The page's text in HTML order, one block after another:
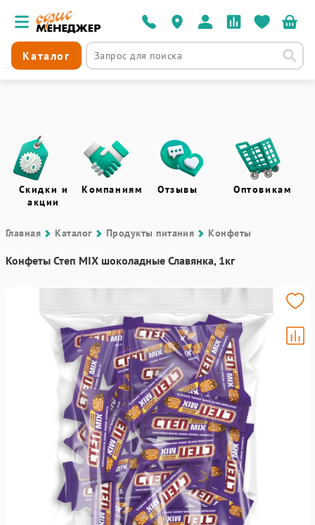
Каталог
Скидки и
акции
Компаниям Отзывы Оптовикам
Главная Каталог Продукты питания Конфеты
Конфеты Степ MIX шоколадные Славянка, 1кг